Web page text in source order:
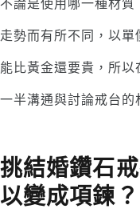
不論是使用哪一種材
走勢而有所不同，以
能比黃金還要貴，所以
一半溝通與討論戒台的
挑結婚鑽石
以變成項鍊？